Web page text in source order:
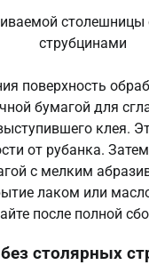
струбцинами
поверхность
бумагой для
клея.
от рубанка.
с мелким
лаком или
после полной
столярных